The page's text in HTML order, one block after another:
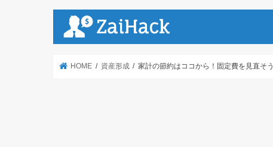
HOME 資産形成 家計の節約はココから！固定費を見直そう